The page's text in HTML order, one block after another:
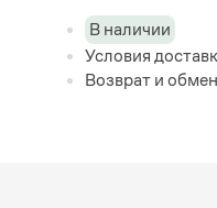
В наличии
Условия
Возврат и